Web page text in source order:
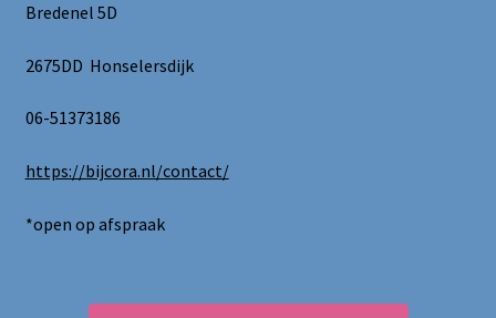
Bredenel 5D
2675DD Honselersdijk
06-51373186
https://bijcora.nl/contact/
*open op afspraak